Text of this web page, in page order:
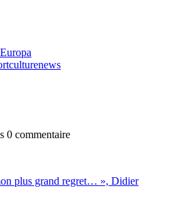
Europa
0 commentaire
plus grand regret… », Didier